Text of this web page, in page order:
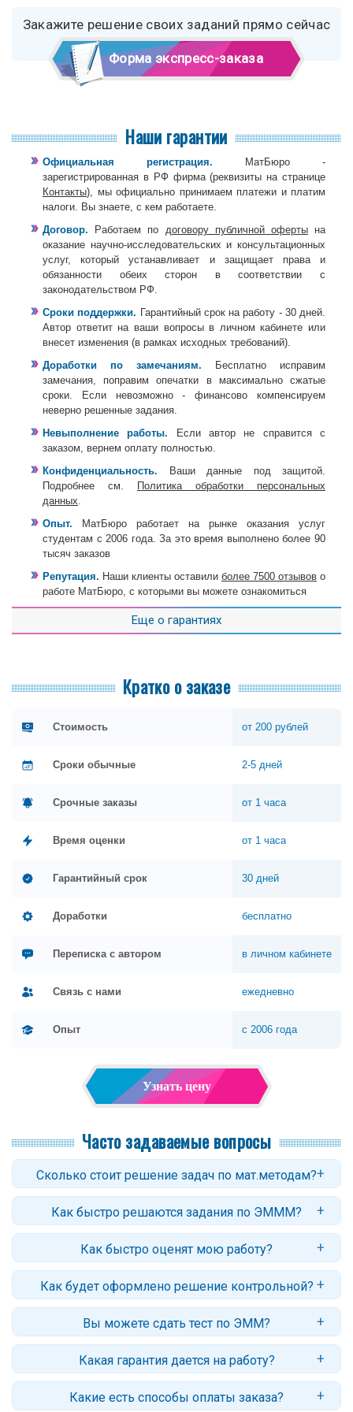
Закажите решение своих заданий прямо сейчас
Форма экспресс-заказа
Наши гарантии
Официальная регистрация. МатБюро -
зарегистрированная в РФ фирма (реквизиты на странице
Контакты), мы официально принимаем платежи и платим
налоги. Вы знаете, с кем работаете.
Договор. Работаем по договору публичной офертына
оказание научно-исследовательских и консультационных
услуг, который устанавливает и защищает права и
обязанности обеих сторон в соответствии с
законодательством РФ.
Сроки поддержки. Гарантийный срок на работу - 30 дней.
Автор ответит на ваши вопросы в личном кабинете или
внесет изменения (в рамках исходных требований).
Доработки по замечаниям. Бесплатно исправим
замечания, поправим опечатки в максимально сжатые
сроки. Если невозможно - финансово компенсируем
неверно решенные задания.
Невыполнение работы. Если автор не справится с
заказом, вернем оплату полностью.
Конфиденциальность. Ваши данные под защитой.
Подробнее см.
Политика обработки персональных
данных
Опыт. МатБюро работает на рынке оказания услуг
студентам с 2006 года. За это время выполнено более 90
тысяч заказов
Репутация. Наши клиенты оставили более 7500 отзывов о
работе МатБюро, с которыми вы можете ознакомиться
Еще о гарантиях
Кратко о заказе
Стоимость от 200 рублей
Сроки обычные 2-5 дней
Срочные заказы от 1 часа
Время оценки от 1 часа
Гарантийный срок 30 дней
Доработки бесплатно
Переписка с автором в личном кабинете
Связь с нами ежедневно
Опыт с 2006 года
Узнать цену
Часто задаваемые вопросы
Сколько стоит решение задач по мат.методам?
Цены начинаются от 200-250 рублей за задачу. Стоимость
контрольной зависит от количества заданий, их сложности и
сроков. Точный ответ вы получите после оформления заявки.
Как быстро решаются задания по ЭМММ?
Стандартный срок: 3–5 дней. Для некоторых задач возможно
срочное решение - от 3 часов (с доплатой за срочность).
Как быстро оценят мою работу?
Обычно заказ оценивается в течение нескольких часов. В случае
сложных работ (или недостаточности данных) потребуется больше
времени.
Как будет оформлено решение контрольной?
Мы оформляем работы в Word, пришлем версию в pdf (по
запросу), которую легко читать или печатать с любого устройства.
Вы можете сдать тест по ЭММ?
Да, мы помогаем как с письменными работами, так и с
дистанционными тестами:подробные условия и скришоты
Какая гарантия дается на работу?
Гарантийный срок - 30 дней. Если у вас будут вопросы или
замечания, автор ответит и внесет корректировки.
Какие есть способы оплаты заказа?